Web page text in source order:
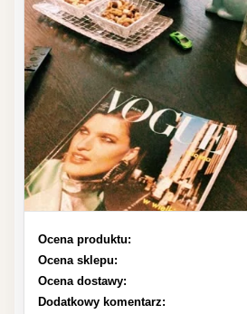
Ocena produktu:
Ocena sklepu:
Ocena dostawy:
Dodatkowy komentarz: